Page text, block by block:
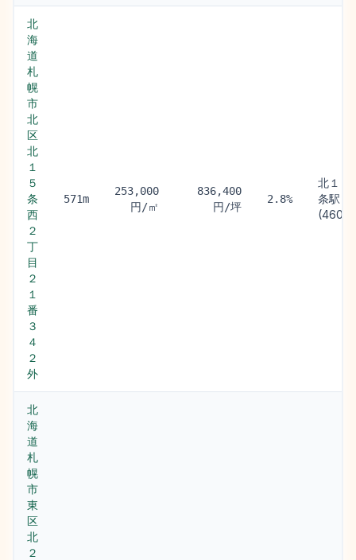
北
海
道
札
幌
市
北
区
北
１
５
条
西
２
丁
目
２
１
番
３
４
２
外
571m
253,000
円/㎡
836,400
円/坪
2.8%
北１８
条駅
(460m)
北
海
道
札
幌
市
東
区
北
２